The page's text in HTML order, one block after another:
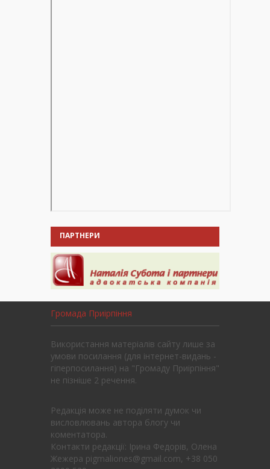
ПАРТНЕРИ
Громада Приірпіння
Використання матеріалів сайту лише за
умови посилання (для інтернет-видань -
гіперпосилання) на "Громаду Приірпіння"
не пізніше 2 речення.
Редакція може не поділяти думок чи
висловлювань автора блогу чи
коментатора.
Контакти редакції: Ірина Федорів, Олена
Жежера pigmaliones@gmail.com, +38 050